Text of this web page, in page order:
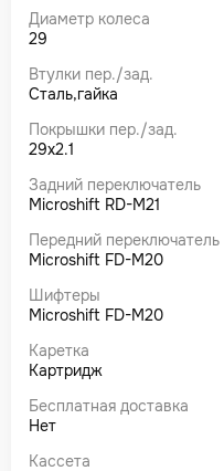
Диаметр колеса
29
Втулки пер./зад.
Сталь,гайка
Покрышки пер./зад.
29x2.1
Задний переключатель
Microshift RD-M21
Передний переключатель
Microshift FD-M20
Шифтеры
Microshift FD-M20
Каретка
Картридж
Бесплатная доставка
Нет
Кассета